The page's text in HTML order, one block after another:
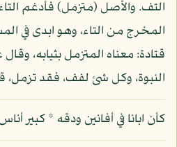
التف. والأصل (متزمل) فأدغم التاء
المخرج من التاء، وهو ابدى في
قتادة: معناه المتزمل بثيابه،
النبوة، وكل شئ لفف، فقد تزمل،
كأن ابانا في أفانين ودقه * كبير